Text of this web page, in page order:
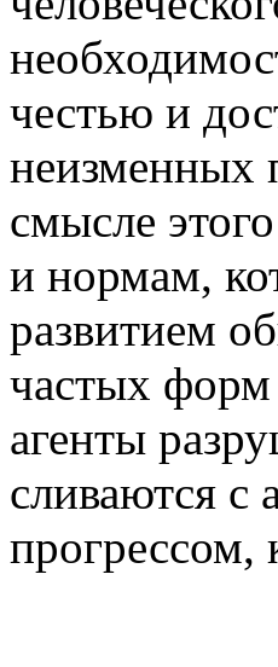
честью и
неизменных
смысле
и нормам,
развитием
частых форм
агенты
сливаются с
прогрессом,